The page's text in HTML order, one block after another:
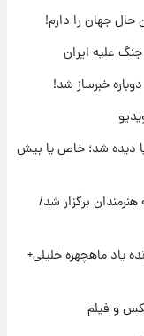
آخرین وضعیت
میثاقی با موی
جهان را دارم!
علیه ایران
خبرساز شد!
دیده شد؛ خاص یا بیش
برگزار شد/
ماهچهره خلیلی+
و فیلم